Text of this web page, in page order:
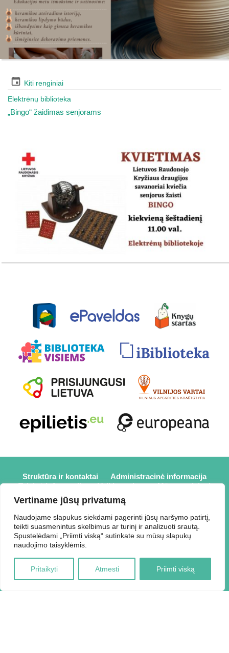
Vertiname jūsų privatumą
Naudojame slapukus siekdami pagerinti jūsų naršymo patirtį,
teikti suasmenintus skelbimus ar turinį ir analizuoti srautą.
Spustelėdami „Priimti viską“ sutinkate su mūsų slapukų
naudojimo taisyklėmis.
Pritaikyti Atmesti Priimti viską
Kiti renginiai
Elektrėnų biblioteka
„Bingo“ žaidimas senjorams
Struktūra ir kontaktai
Administracinė informacija
Teisinė informacija
Veiklos sritys
Mūsų projektai
Karjera
Partneriai
Prisijungti
2026 © Elektrėnų savivaldybės viešoji biblioteka,
Savivaldybės biudžetinė įstaiga, Draugystės g. 2, LT-26110
Elektrėnai, tel.: +370 648 80 788, el.p.:
Duomenys kaupiami ir saugomi Juridinių asmenų registre,
kodas 188207697.